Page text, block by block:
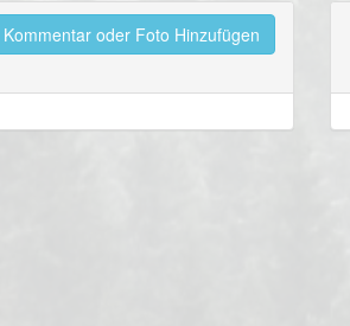
Kommentar oder Foto Hinzufügen